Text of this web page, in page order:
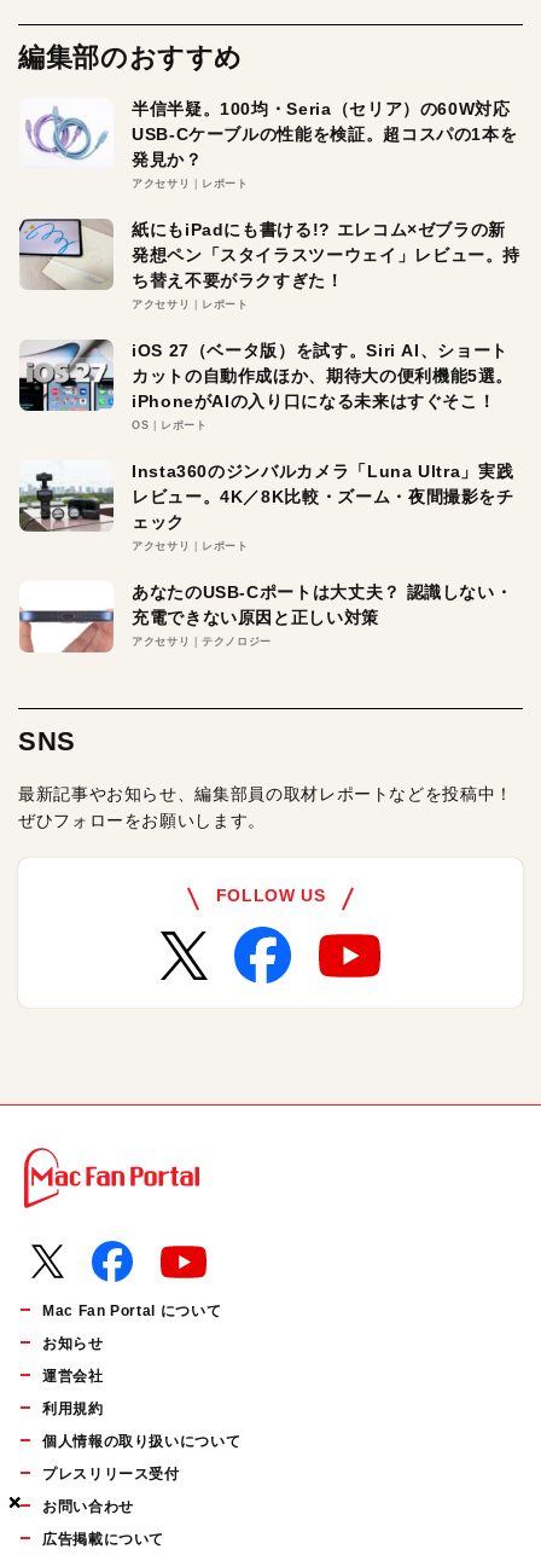
×
×
×
編集部のおすすめ
半信半疑。100均・Seria（セリア）の60W対応
USB-Cケーブルの性能を検証。超コスパの1本を
発見か？
アクセサリ レポート
紙にもiPadにも書ける!? エレコム×ゼブラの新
発想ペン「スタイラスツーウェイ」レビュー。持
ち替え不要がラクすぎた！
アクセサリ レポート
iOS 27（ベータ版）を試す。Siri AI、ショート
カットの自動作成ほか、期待大の便利機能5選。
iPhoneがAIの入り口になる未来はすぐそこ！
OS レポート
Insta360のジンバルカメラ「Luna Ultra」実践
レビュー。4K／8K比較・ズーム・夜間撮影をチ
ェック
アクセサリ レポート
あなたのUSB-Cポートは大丈夫？ 認識しない・
充電できない原因と正しい対策
アクセサリ テクノロジー
SNS
最新記事やお知らせ、編集部員の取材レポートなどを投稿中！
ぜひフォローをお願いします。
FOLLOW US
Mac Fan Portal について
お知らせ
運営会社
利用規約
個人情報の取り扱いについて
プレスリリース受付
お問い合わせ
広告掲載について